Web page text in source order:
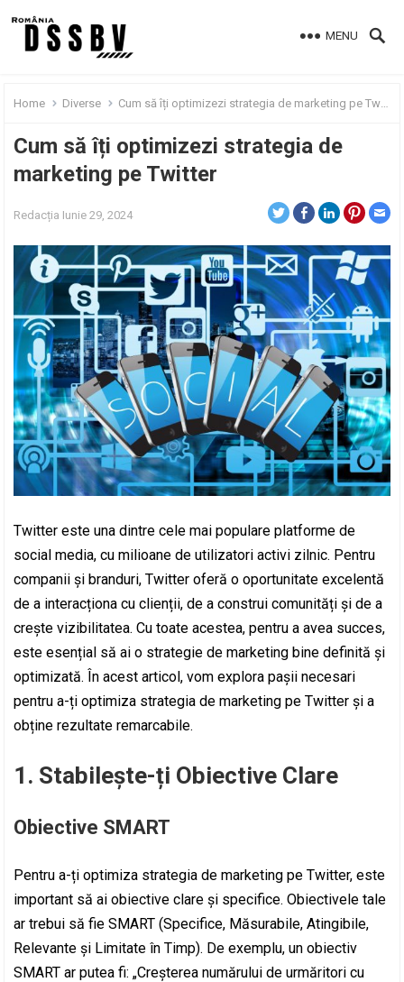
MENU
Home Diverse Cum să îți optimizezi strategia de marketing pe Twitter
Cum să îți optimizezi strategia de
marketing pe Twitter
Redacția Iunie 29, 2024
Twitter este una dintre cele mai populare platforme de
social media, cu milioane de utilizatori activi zilnic. Pentru
companii și branduri, Twitter oferă o oportunitate excelentă
de a interacționa cu clienții, de a construi comunități și de a
crește vizibilitatea. Cu toate acestea, pentru a avea succes,
este esențial să ai o strategie de marketing bine definită și
optimizată. În acest articol, vom explora pașii necesari
pentru a-ți optimiza strategia de marketing pe Twitter și a
obține rezultate remarcabile.
1. Stabilește-ți Obiective Clare
Obiective SMART
Pentru a-ți optimiza strategia de marketing pe Twitter, este
important să ai obiective clare și specifice. Obiectivele tale
ar trebui să fie SMART (Specifice, Măsurabile, Atingibile,
Relevante și Limitate în Timp). De exemplu, un obiectiv
SMART ar putea fi: „Creșterea numărului de urmăritori cu